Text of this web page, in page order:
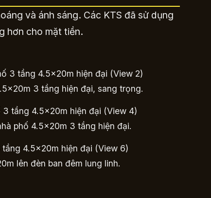
và ánh sáng. Các KTS đã sử dụng
hơn cho mặt tiền.
3 tầng hiện đại, sang trọng.
phố 4.5x20m 3 tầng hiện đại.
lên đèn ban đêm lung linh.